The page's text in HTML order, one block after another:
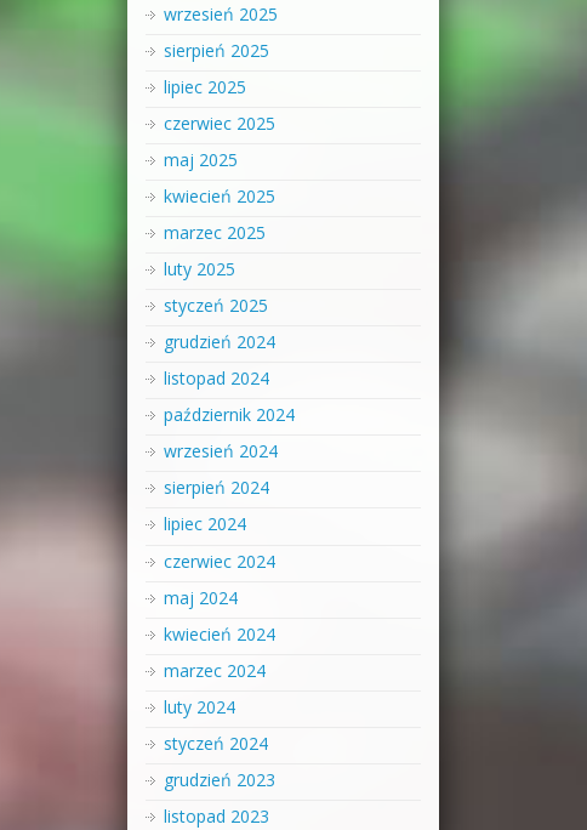
wrzesień 2025
sierpień 2025
lipiec 2025
czerwiec 2025
maj 2025
kwiecień 2025
marzec 2025
luty 2025
styczeń 2025
grudzień 2024
listopad 2024
październik 2024
wrzesień 2024
sierpień 2024
lipiec 2024
czerwiec 2024
maj 2024
kwiecień 2024
marzec 2024
luty 2024
styczeń 2024
grudzień 2023
listopad 2023